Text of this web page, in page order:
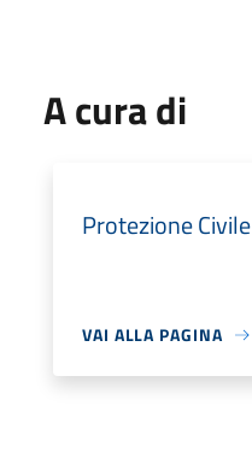
A cura di
Protezione Civile
VAI ALLA PAGINA